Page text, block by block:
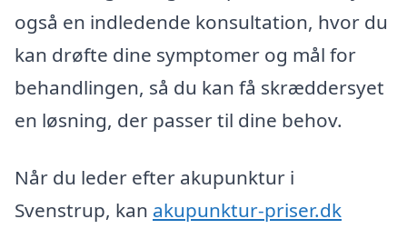
også en indledende konsultation, hvor du
kan drøfte dine symptomer og mål for
behandlingen, så du kan få skræddersyet
en løsning, der passer til dine behov.
Når du leder efter akupunktur i
Svenstrup, kan akupunktur-priser.dk